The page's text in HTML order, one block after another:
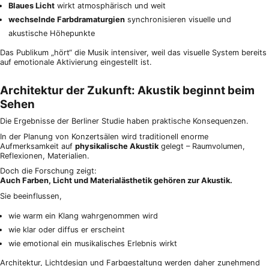
Blaues Licht wirkt atmosphärisch und weit
wechselnde Farbdramaturgien synchronisieren visuelle und
akustische Höhepunkte
Das Publikum „hört“ die Musik intensiver, weil das visuelle System bereits
auf emotionale Aktivierung eingestellt ist.
Architektur der Zukunft: Akustik beginnt beim
Sehen
Die Ergebnisse der Berliner Studie haben praktische Konsequenzen.
In der Planung von Konzertsälen wird traditionell enorme
Aufmerksamkeit auf physikalische Akustik gelegt – Raumvolumen,
Reflexionen, Materialien.
Doch die Forschung zeigt:
Auch Farben, Licht und Materialästhetik gehören zur Akustik.
Sie beeinflussen,
wie warm ein Klang wahrgenommen wird
wie klar oder diffus er erscheint
wie emotional ein musikalisches Erlebnis wirkt
Architektur, Lichtdesign und Farbgestaltung werden daher zunehmend